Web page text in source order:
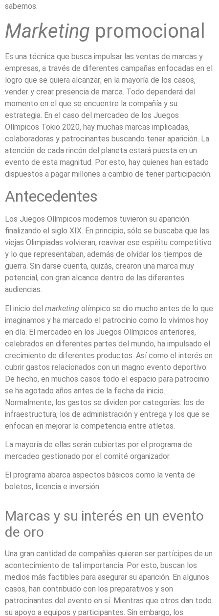
sabemos.
Marketing promocional
Es una técnica que busca impulsar las ventas de marcas y
empresas, a través de diferentes campañas enfocadas en el
logro que se quiera alcanzar; en la mayoría de los casos,
vender y crear presencia de marca. Todo dependerá del
momento en el que se encuentre la compañía y su
estrategia. En el caso del mercadeo de los Juegos
Olímpicos Tokio 2020, hay muchas marcas implicadas,
colaboradoras y patrocinantes buscando tener aparición. La
atención de cada rincón del planeta estará puesta en un
evento de esta magnitud. Por esto, hay quienes han estado
dispuestos a pagar millones a cambio de tener participación.
Antecedentes
Los Juegos Olímpicos modernos tuvieron su aparición
finalizando el siglo XIX. En principio, sólo se buscaba que las
viejas Olimpiadas volvieran, reavivar ese espíritu competitivo
y lo que representaban, además de olvidar los tiempos de
guerra. Sin darse cuenta, quizás, crearon una marca muy
potencial, con gran alcance dentro de las diferentes
audiencias.
El inicio del marketing olímpico se dio mucho antes de lo que
imaginamos y ha marcado el patrocinio como lo vivimos hoy
en día. El mercadeo en los Juegos Olímpicos anteriores,
celebrados en diferentes partes del mundo, ha impulsado el
crecimiento de diferentes productos. Así como el interés en
cubrir gastos relacionados con un magno evento deportivo.
De hecho, en muchos casos todo el espacio para patrocinio
se ha agotado años antes de la fecha de inicio.
Normalmente, los gastos se dividen por categorías: los de
infraestructura, los de administración y entrega y los que se
enfocan en mejorar la competencia entre atletas.
La mayoría de ellas serán cubiertas por el programa de
mercadeo gestionado por el comité organizador.
El programa abarca aspectos básicos como la venta de
boletos, licencia e inversión.
Marcas y su interés en un evento
de oro
Una gran cantidad de compañías quieren ser partícipes de un
acontecimiento de tal importancia. Por esto, buscan los
medios más factibles para asegurar su aparición. En algunos
casos, han contribuido con los preparativos y son
patrocinantes del evento en sí. Mientras que otros dan todo
su apoyo a equipos y participantes. Sin embargo, los